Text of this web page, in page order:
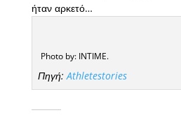
ήταν αρκετό…
Photo by: INTIME.
Πηγή:Athletestories